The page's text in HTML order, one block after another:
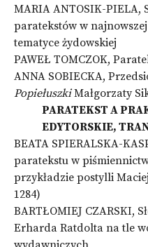
MARIA ANTOSIK-PIELA,
paratekstów w
tematyce żydowskiej
PAWEŁ TOMCZOK,
ANNA SOBIECKA,
PopiełuszkiMałgorzaty
PARATEKST A
EDYTORSKIE,
BEATA SPIERALSKA-
paratekstu w
przykładzie postylli
1284)
BARTŁOMIEJ CZARSKI,
Erharda Ratdolta na tle